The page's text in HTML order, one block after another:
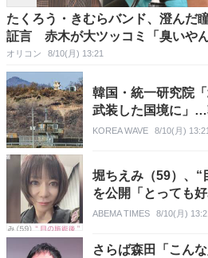
たくろう・きむらバンド、澄んだ
証言 赤木が大ツッコミ「臭いやん
オリコン 8/10(月) 13:21
韓国・統一研究院
武装した国境に」
KOREA WAVE 8/10(月)
堀ちえみ（59）、“
を公開「とっても好
ABEMA TIMES 8/10(月)
さらば森田「こん